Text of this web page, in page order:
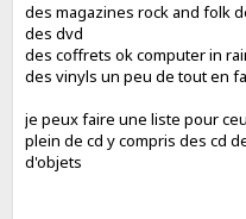
des magazines rock and folk
des dvd
des coffrets ok computer in
des vinyls un peu de tout en
je peux faire une liste pour
plein de cd y compris des cd
d'objets